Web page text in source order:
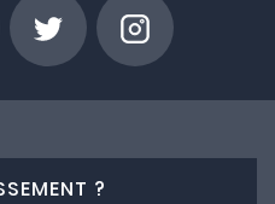
?